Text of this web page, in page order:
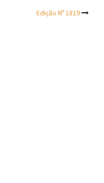
Edição Nº 1819